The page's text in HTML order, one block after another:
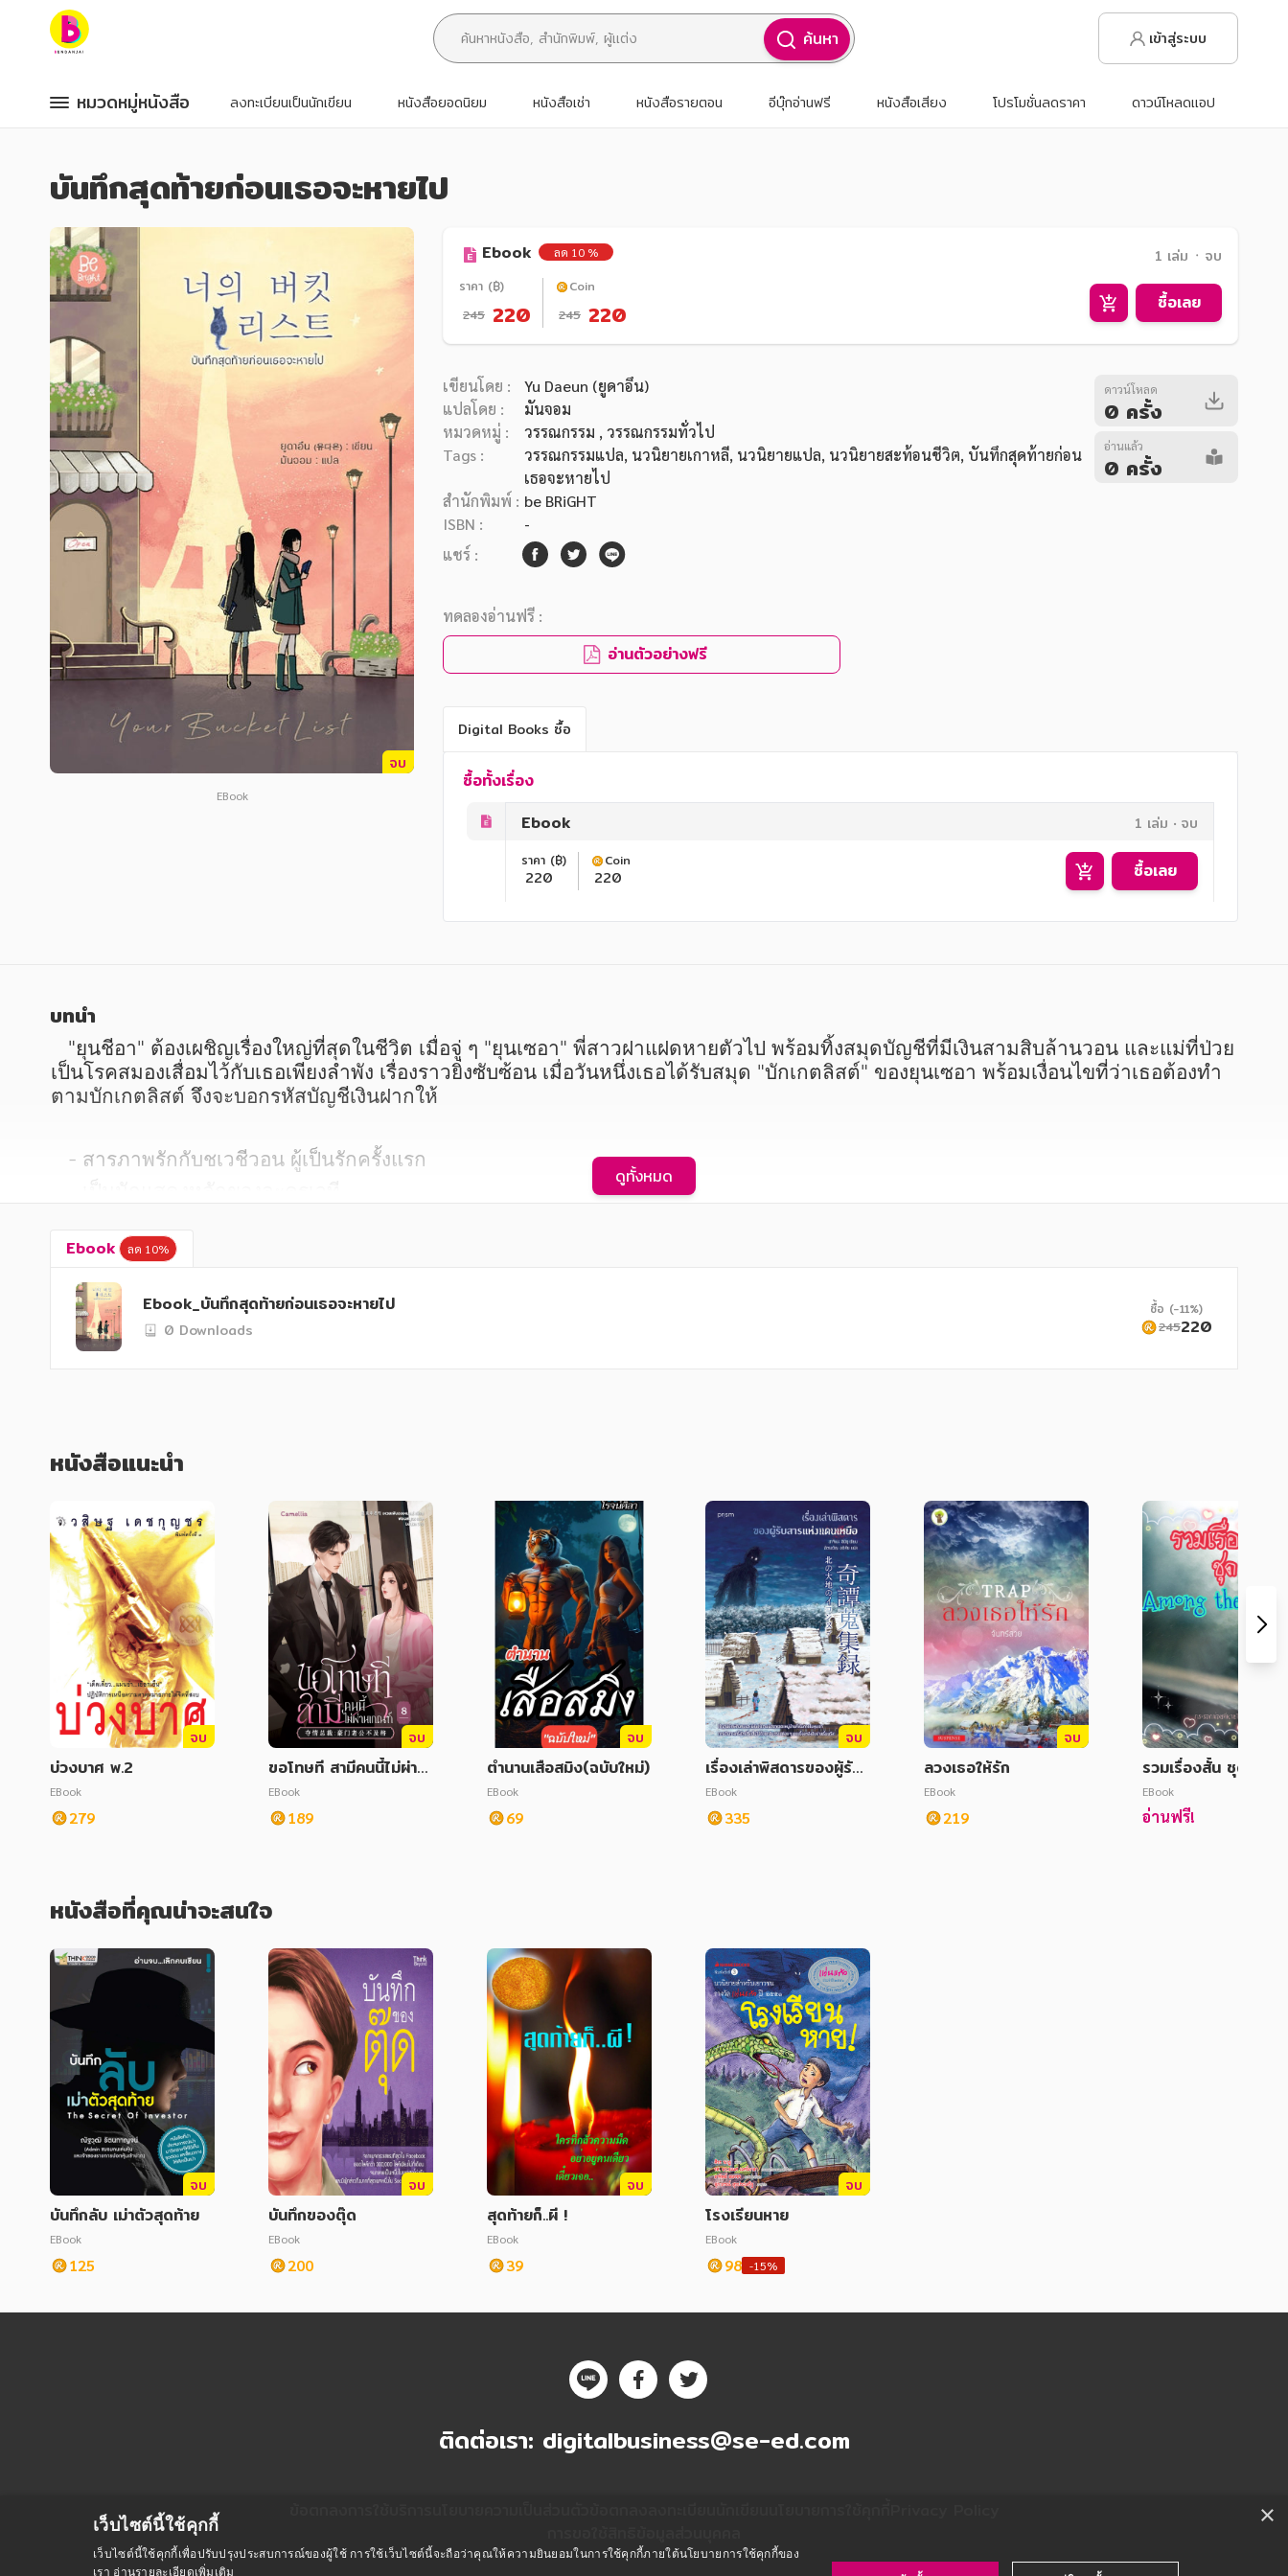
หมวดหมู่หนังสือ
หมวดหมู่ยอดนิยม
หนังสือออกใหม่
หนังสือยอดนิยม
หนังสือเช่า
อีบุ๊กอ่านฟรี
หนังสือเสียง
โปรโมชั่นลดราคา
อาหาร สุขภาพ การแพทย์
ศิลปะ บันเทิง กีฬา ท่องเที่ยว
สังคม วัฒนธรรม การปกครอง ศาสนาและปรัชญา
ศาสนา และปรัชญา
กฎหมาย สัญญา ภาษี
การเงิน การลงทุน บริหาร
นิตยสาร หนังสือพิมพ์
ครอบครัว
วรรณกรรม
การเกษตร ชีววิทยา
เทคโนโลยี การสื่อสาร วิทยาศาสตร์
การ์ตูนมังงะ (Manga)
ค้นหา เข้าสู่ระบบ
หมวดหมู่หนังสือ
หมวดหมู่หนังสือ
หมวดหมู่ยอดนิยม
หนังสือออกใหม่
หนังสือยอดนิยม
หนังสือเช่า
อีบุ๊กอ่านฟรี
หนังสือเสียง
โปรโมชั่นลดราคา
อาหาร สุขภาพ การแพทย์
ศิลปะ บันเทิง กีฬา ท่องเที่ยว
สังคม วัฒนธรรม การปกครอง ศาสนาและปรัชญา
ศาสนา และปรัชญา
กฎหมาย สัญญา ภาษี
การเงิน การลงทุน บริหาร
นิตยสาร หนังสือพิมพ์
ครอบครัว
วรรณกรรม
การเกษตร ชีววิทยา
เทคโนโลยี การสื่อสาร วิทยาศาสตร์
การ์ตูนมังงะ (Manga)
ลงทะเบียนเป็นนักเขียน หนังสือยอดนิยม หนังสือเช่า หนังสือรายตอน อีบุ๊กอ่านฟรี หนังสือเสียง โปรโมชั่นลดราคา ดาวน์โหลดแอป
บันทึกสุดท้ายก่อนเธอจะหายไป
จบ
EBook
Ebook ลด 10 % 1 เล่ม ᛫ จบ
ราคา (฿)
245 220
Coin
245 220 ซื้อเลย
เขียนโดย :
Yu Daeun (ยูดาอึน)
แปลโดย :
มันจอม
หมวดหมู่ :
วรรณกรรม , วรรณกรรมทั่วไป
Tags :
วรรณกรรมแปล, นวนิยายเกาหลี, นวนิยายแปล, นวนิยายสะท้อนชีวิต, บันทึกสุดท้ายก่อน
เธอจะหายไป
สำนักพิมพ์ : be BRiGHT
ISBN :
-
แชร์ :
ดาวน์โหลด
0 ครั้ง
อ่านแล้ว
0 ครั้ง
ทดลองอ่านฟรี :
อ่านตัวอย่างฟรี
Digital Books ซื้อ
ซื้อทั้งเรื่อง
Ebook
1 เล่ม จบ
ราคา (฿)
220
Coin
220 ซื้อเลย
บทนำ
เป็นโรคสมองเสื่อมไว้กับเธอเพียงลำพัง เรื่องราวยิ่งซับซ้อน เมื่อวันหนึ่งเธอได้รับสมุด "บักเกตลิสต์" ของยุนเซอา พร้อมเงื่อนไขที่ว่าเธอต้องทำ
ตามบักเกตลิสต์ จึงจะบอกรหัสบัญชีเงินฝากให้
   - สารภาพรักกับชเวชีวอน ผู้เป็นรักครั้งแรก
   - เดินเล่นกับเจ้าปราสาท
   - ออกตามหาเวลาที่หายไป
ดูทั้งหมด
Ebook ลด 10%
Ebook_บันทึกสุดท้ายก่อนเธอจะหายไป
0 Downloads
ซื้อ (-11%)
245220
หนังสือแนะนำ
จบ
บ่วงบาศ พ.2
EBook
279
จบ
ขอโทษที สามีคนนี้ไม่ผ่านเ
กณฑ์ เล่ม 8
EBook
189
จบ
ตำนานเสือสมิง(ฉบับใหม่)
EBook
69
จบ
เรื่องเล่าพิสดารของผู้รับ
สารแห่งแดนเหนือ
EBook
335
จบ
ลวงเธอให้รัก
EBook
219
รวมเรื่องสั้น ชุด
G THE CROWD
EBook
อ่านฟรี!
หนังสือที่คุณน่าจะสนใจ
จบ
บันทึกลับ เม่าตัวสุดท้าย
EBook
125
จบ
บันทึกของตุ๊ด
EBook
200
จบ
สุดท้ายก็..ผี !
EBook
39
จบ
โรงเรียนหาย
EBook
98 -15%
ติดต่อเรา: digitalbusiness@se-ed.com
×
เว็บไซต์นี้ใช้คุกกี้
เว็บไซต์นี้ใช้คุกกี้เพื่อปรับปรุงประสบการณ์ของผู้ใช้ การใช้เว็บไซต์นี้จะถือว่าคุณให้ความยินยอมในการใช้คุกกี้ภายใต้นโยบายการใช้คุกกี้ของ
เรา อ่านรายละเอียดเพิ่มเติม